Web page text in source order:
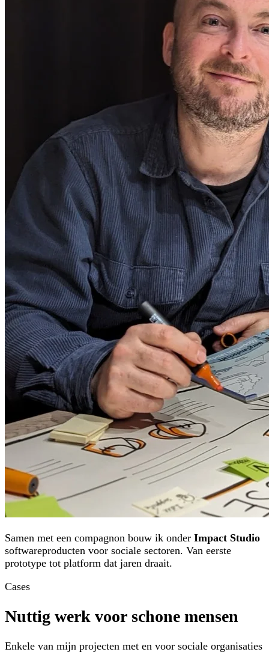
Samen met een compagnon bouw ik onder Impact Studio
softwareproducten voor sociale sectoren. Van eerste
prototype tot platform dat jaren draait.
Cases
Nuttig werk voor schone mensen
Enkele van mijn projecten met en voor sociale organisaties